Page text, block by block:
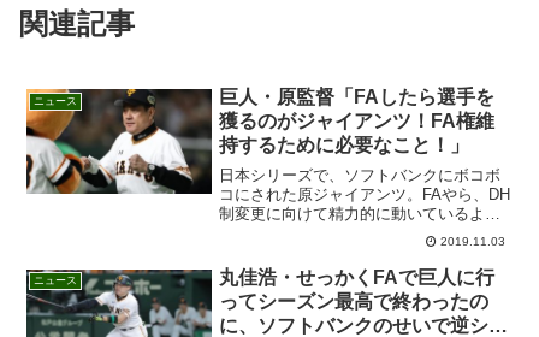
関連記事
ニュース
巨人・原監督「FAしたら選手を
獲るのがジャイアンツ！FA権維
持するために必要なこと！」
日本シリーズで、ソフトバンクにボコボ
コにされた原ジャイアンツ。FAやら、DH
制変更に向けて精力的に動いているよう
です。DH制については、日刊ゲンダイで
こんな記事が出ていました。（まあ、日
刊ゲンダイは、話半分で聞いてくださ
い） DH制について...
2019.11.03
ニュース
丸佳浩・せっかくFAで巨人に行
ってシーズン最高で終わったの
に、ソフトバンクのせいで逆シリ